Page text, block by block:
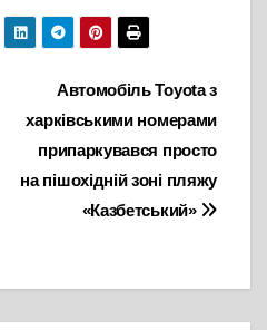
Автомобіль Toyota з
харківськими номерами
припаркувався просто
на пішохідній зоні пляжу
«Казбетський»